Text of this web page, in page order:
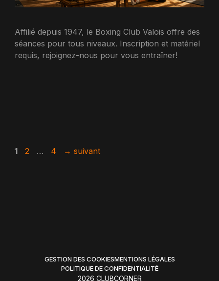
Affilié depuis 1947, le Boxing Club Valois offre des
séances pour tous niveaux. Inscription et matériel
requis, rejoignez-nous pour vous entraîner!
Page
1 Page
2 … Page
4 → suivant
GESTION DES COOKIESMENTIONS LÉGALES
POLITIQUE DE CONFIDENTIALITÉ
2026 CLUBCORNER